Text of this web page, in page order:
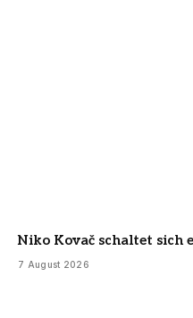
Niko Kovač schaltet sich
7 August 2026